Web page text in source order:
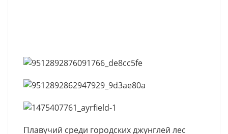
Плавучий среди городских джунглей лес